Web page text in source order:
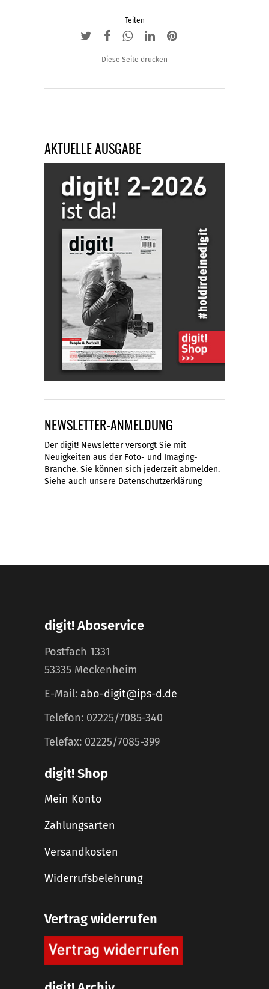
Teilen
Diese Seite drucken
AKTUELLE AUSGABE
NEWSLETTER-ANMELDUNG
Der digit! Newsletter versorgt Sie mit
Neuigkeiten aus der Foto- und Imaging-
Branche. Sie können sich jederzeit abmelden.
Siehe auch unsere Datenschutzerklärung
digit! Aboservice
Postfach 1331
53335 Meckenheim
E-Mail: abo-digit@ips-d.de
Telefon: 02225/7085-340
Telefax: 02225/7085-399
digit! Shop
Mein Konto
Zahlungsarten
Versandkosten
Widerrufsbelehrung
Vertrag widerrufen